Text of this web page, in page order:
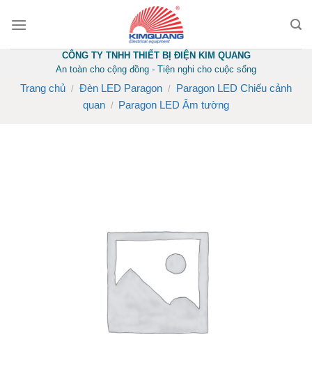
CÔNG TY TNHH THIẾT BỊ ĐIỆN KIM QUANG
An toàn cho cộng đồng - Tiện nghi cho cuộc sống
Trang chủ / Đèn LED Paragon /
Paragon LED Chiếu cảnh
quan / Paragon LED Âm tường